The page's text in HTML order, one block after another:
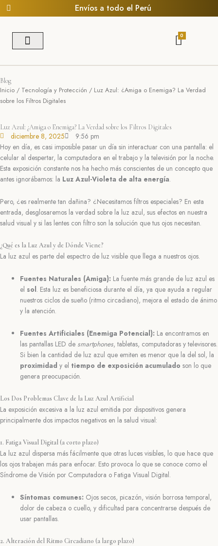
al
Envíos a todo el Perú
0
CART
Blog
Inicio / Tecnología y Protección / Luz Azul: ¿Amiga o Enemiga? La Verdad
sobre los Filtros Digitales
Luz Azul: ¿Amiga o Enemiga? La Verdad sobre los Filtros Digitales
diciembre 8, 2025
9:56 pm
Hoy en día, es casi imposible pasar un día sin interactuar con una pantalla: el
celular al despertar, la computadora en el trabajo y la televisión por la noche.
Esta exposición constante nos ha hecho más conscientes de un concepto que
antes ignorábamos: la Luz Azul-Violeta de alta energía.
Pero, ¿es realmente tan dañina? ¿Necesitamos filtros especiales? En esta
entrada, desglosaremos la verdad sobre la luz azul, sus efectos en nuestra
salud visual y si las lentes con filtro son la solución que tus ojos necesitan.
¿Qué es la Luz Azul y de Dónde Viene?
La luz azul es parte del espectro de luz visible que llega a nuestros ojos.
Fuentes Naturales (Amiga): La fuente más grande de luz azul es
elsol. Esta luz es beneficiosa durante el día, ya que ayuda a regular
nuestros ciclos de sueño (ritmo circadiano), mejora el estado de ánimo
y la atención.
Fuentes Artificiales (Enemiga Potencial): La encontramos en
las pantallas LED de smartphones, tabletas, computadoras y televisores.
Si bien la cantidad de luz azul que emiten es menor que la del sol, la
proximidad y el tiempo de exposición acumulado son lo que
genera preocupación.
Los Dos Problemas Clave de la Luz Azul Artificial
La exposición excesiva a la luz azul emitida por dispositivos genera
principalmente dos impactos negativos en la salud visual:
1. Fatiga Visual Digital (a corto plazo)
La luz azul dispersa más fácilmente que otras luces visibles, lo que hace que
los ojos trabajen más para enfocar. Esto provoca lo que se conoce como el
Síndrome de Visión por Computadora o Fatiga Visual Digital.
Síntomas comunes: Ojos secos, picazón, visión borrosa temporal,
dolor de cabeza o cuello, y dificultad para concentrarse después de
usar pantallas.
2. Alteración del Ritmo Circadiano (a largo plazo)